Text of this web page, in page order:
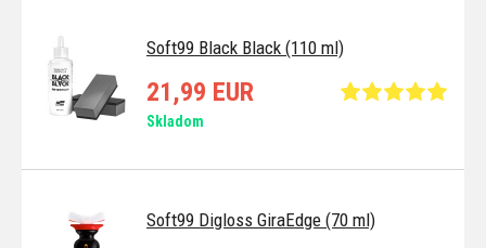
Soft99 Black Black (110 ml)
21,99 EUR
Skladom
Soft99 Digloss GiraEdge (70 ml)